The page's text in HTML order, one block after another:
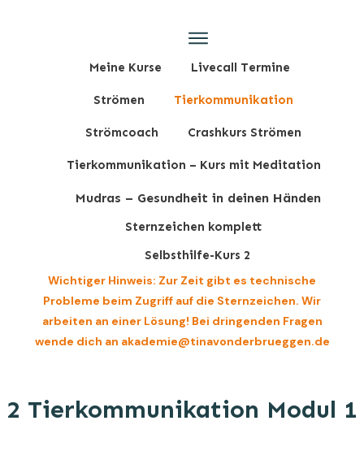
Meine Kurse Livecall Termine
Strömen Tierkommunikation
Strömcoach Crashkurs Strömen
Tierkommunikation – Kurs mit Meditation
Mudras – Gesundheit in deinen Händen
Sternzeichen komplett
Selbsthilfe-Kurs 2
Wichtiger Hinweis: Zur Zeit gibt es technische
Probleme beim Zugriff auf die Sternzeichen. Wir
arbeiten an einer Lösung! Bei dringenden Fragen
wende dich an akademie@tinavonderbrueggen.de
2 Tierkommunikation Modul 1